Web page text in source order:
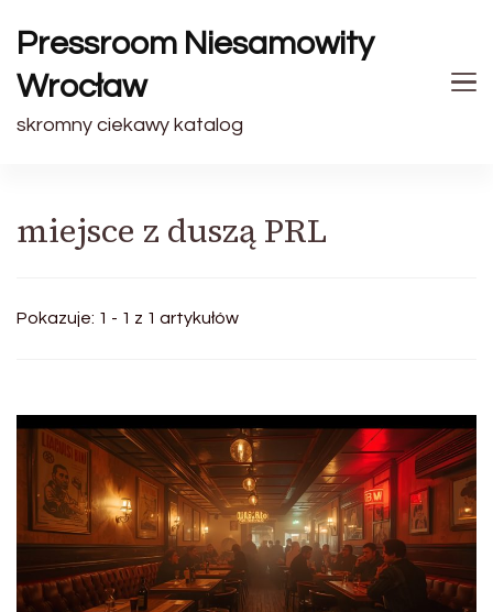
Pressroom Niesamowity
Wrocław
skromny ciekawy katalog
miejsce z duszą PRL
Pokazuje: 1 - 1 z 1 artykułów